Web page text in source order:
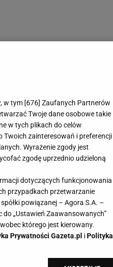
w tym [676] Zaufanych Partnerów
Twoje dane osobowe takie
w tych plikach do celów
zainteresowań i preferencji
Wyrażenie zgody jest
zgodę uprzednio udzieloną
dotyczących funkcjonowania
przypadkach przetwarzanie
powiązanej – Agora S.A. –
„Ustawień Zaawansowanych”
którego jest kierowany.
Prywatności Gazeta.pl iPolityka